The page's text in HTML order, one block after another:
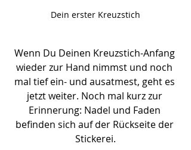
Dein erster Kreuzstich
Wenn Du Deinen Kreuzstich-Anfang
wieder zur Hand nimmst und noch
mal tief ein- und ausatmest, geht es
jetzt weiter. Noch mal kurz zur
Erinnerung: Nadel und Faden
befinden sich auf der Rückseite der
Stickerei.